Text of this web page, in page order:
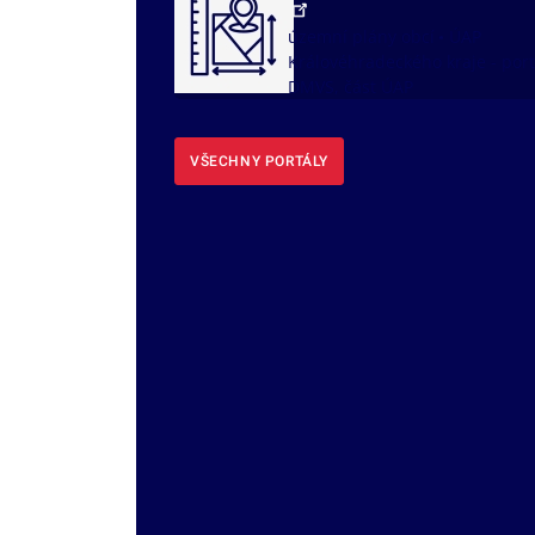
územní plány obcí
Královéhradeckého kraje -
DMVS, část ÚAP
VŠECHNY PORTÁLY